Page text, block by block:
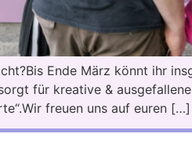
Ende März könnt ihr
für kreative &
freuen uns auf euren […]